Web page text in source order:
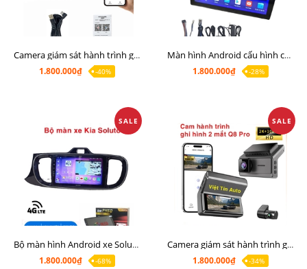
Camera giám sát hành trình giá rẻ, cam hành trình cho màn Android, cam hành trình kết nối điện thoại
1.800.000₫
-40%
Màn hình Android cấu hình cao Ram 6G Rom 128G chip 8 nhân 8581
1.800.000₫
-28%
SALE
Bộ màn hình Android xe Soluto, mặt dưỡng lắp màn hình Soluto kèm rắc zin
1.800.000₫
-68%
SALE
Camera giám sát hành trình ghi hình 2 mắt Q8 Pro độ phân giải 2K +1080P
1.800.000₫
-34%